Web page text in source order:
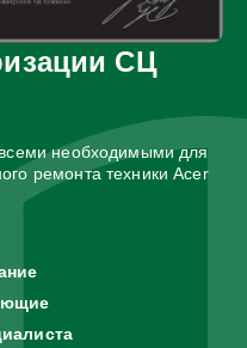
СЦ
необходимыми для
ремонта техники Acer